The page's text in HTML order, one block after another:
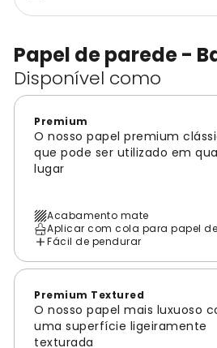
Papel de parede -
Disponível como
Premium
O nosso papel premium
que pode ser utilizado em
lugar
Acabamento mate
Aplicar com cola para papel
Fácil de pendurar
Premium Textured
O nosso papel mais luxuoso
uma superfície ligeiramente
texturada